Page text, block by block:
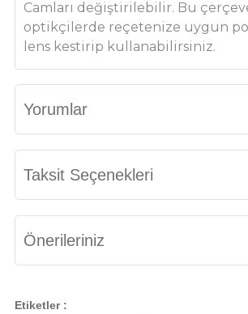
Camları değiştirilebilir. Bu
optikçilerde reçetenize uygun
lens kestirip kullanabilirsiniz.
Yorumlar
Bu ürüne ilk yorumu siz yapın!
Taksit Seçenekleri
Önerileriniz
Etiketler :